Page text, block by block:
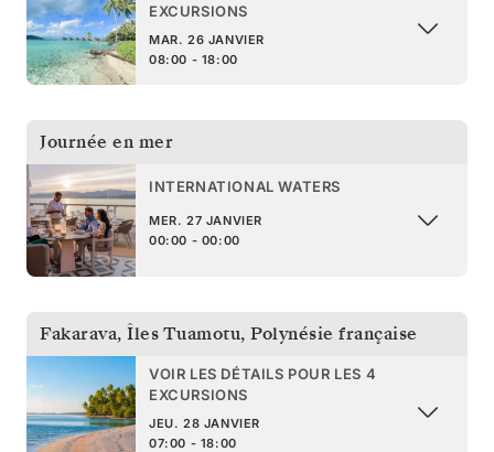
EXCURSIONS
MAR. 26 JANVIER
08:00 - 18:00
Journée en mer
INTERNATIONAL WATERS
MER. 27 JANVIER
00:00 - 00:00
Fakarava, Îles Tuamotu, Polynésie française
VOIR LES DÉTAILS POUR LES 4
EXCURSIONS
JEU. 28 JANVIER
07:00 - 18:00